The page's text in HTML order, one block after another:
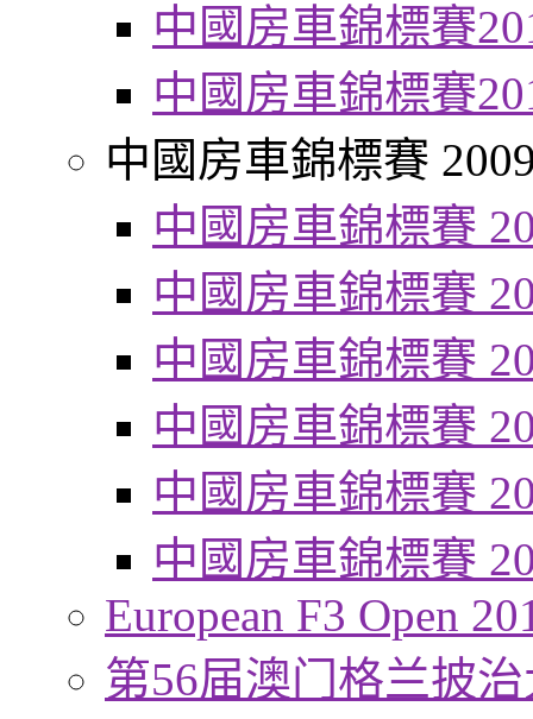
中國房車錦標賽
中國房車錦標賽
中國房車錦標賽
中國房車錦標賽
中國房車錦標賽
中國房車錦標賽
中國房車錦標賽
中國房車錦標賽
中國房車錦標賽
European F3 Open
第56届澳门格兰披